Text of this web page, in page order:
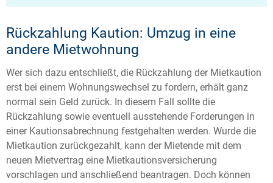
Rückzahlung Kaution: Umzug in eine
andere Mietwohnung
Wer sich dazu entschließt, die Rückzahlung der Mietkaution
erst bei einem Wohnungswechsel zu fordern, erhält ganz
normal sein Geld zurück. In diesem Fall sollte die
Rückzahlung sowie eventuell ausstehende Forderungen in
einer Kautionsabrechnung festgehalten werden. Wurde die
Mietkaution zurückgezahlt, kann der Mietende mit dem
neuen Mietvertrag eine Mietkautionsversicherung
vorschlagen und anschließend beantragen. Doch können